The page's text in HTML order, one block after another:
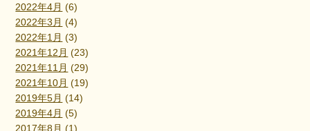
2022年4月 (6)
2022年3月 (4)
2022年1月 (3)
2021年12月 (23)
2021年11月 (29)
2021年10月 (19)
2019年5月 (14)
2019年4月 (5)
2017年8月 (1)